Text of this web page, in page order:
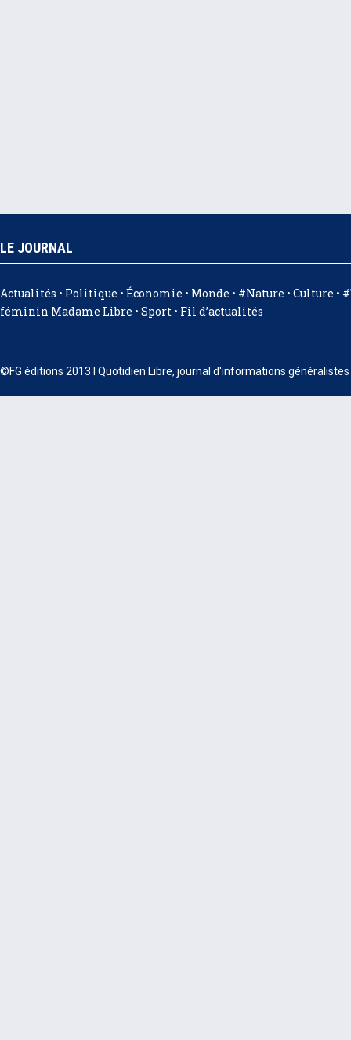
LE JOURNAL
Actualités • Politique • Économie • Monde • #Nature • Culture •
féminin Madame Libre • Sport • Fil d’actualités
©FG éditions 2013 I Quotidien Libre, journal d'informations généralistes